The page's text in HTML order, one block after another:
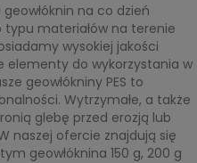
na co dzień
materiałów na terenie
wysokiej jakości
elementy do wykorzystania w
geowłókniny PES to
Wytrzymałe, a także
glebę przed erozją lub
naszej ofercie znajdują się
geowłóknina 150 g, 200 g